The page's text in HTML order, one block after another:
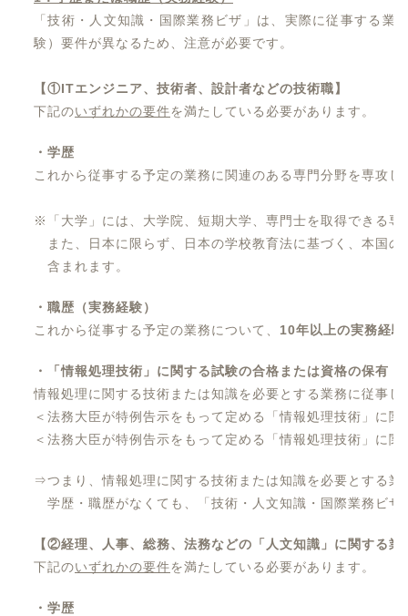
「技術・人文知識・国際業務ビザ」は、実際に従事する業
験）要件が異なるため、注意が必要です。
【①ITエンジニア、技術者、設計者などの技術職】
下記のいずれかの要件を満たしている必要があります。
・学歴
これから従事する予定の業務に関連のある専門分野を専攻し
※「大学」には、大学院、短期大学、専門士を取得できる専
また、日本に限らず、日本の学校教育法に基づく、本国の
含まれます。
・職歴（実務経験）
これから従事する予定の業務について、 10年以上の実務経験
・「情報処理技術」に関する試験の合格または資格の保有
情報処理に関する技術または知識を必要とする業務に従事し
＜法務大臣が特例告示をもって定める「情報処理技術」に
＜法務大臣が特例告示をもって定める「情報処理技術」に
⇒つまり、情報処理に関する技術または知識を必要とする
学歴・職歴がなくても、「技術・人文知識・国際業務ビザ
【②経理、人事、総務、法務などの「人文知識」に関する業
下記のいずれかの要件を満たしている必要があります。
・学歴